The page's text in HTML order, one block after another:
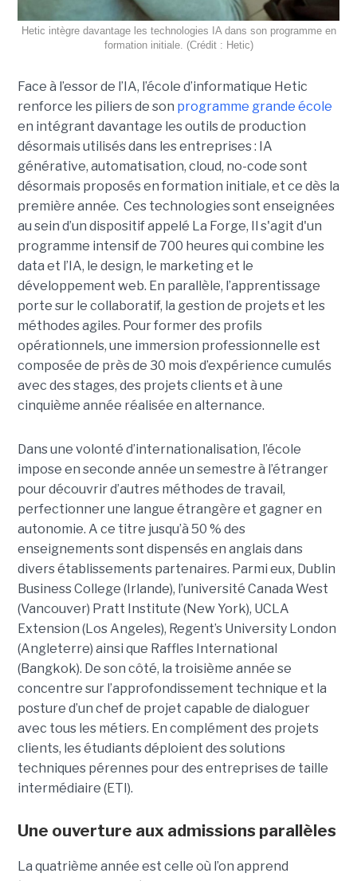
Hetic intègre davantage les technologies IA dans son programme en
formation initiale. (Crédit : Hetic)
Face à l’essor de l’IA, l’école d’informatique Hetic
renforce les piliers de son programme grande école
en intégrant davantage les outils de production
désormais utilisés dans les entreprises : IA
générative, automatisation, cloud, no-code sont
désormais proposés en formation initiale, et ce dès la
première année. Ces technologies sont enseignées
au sein d’un dispositif appelé La Forge, Il s'agit d'un
programme intensif de 700 heures qui combine les
data et l’IA, le design, le marketing et le
développement web. En parallèle, l’apprentissage
porte sur le collaboratif, la gestion de projets et les
méthodes agiles. Pour former des profils
opérationnels, une immersion professionnelle est
composée de près de 30 mois d’expérience cumulés
avec des stages, des projets clients et à une
cinquième année réalisée en alternance.
Dans une volonté d’internationalisation, l’école
impose en seconde année un semestre à l’étranger
pour découvrir d’autres méthodes de travail,
perfectionner une langue étrangère et gagner en
autonomie. A ce titre jusqu’à 50 % des
enseignements sont dispensés en anglais dans
divers établissements partenaires. Parmi eux, Dublin
Business College (Irlande), l’université Canada West
(Vancouver) Pratt Institute (New York), UCLA
Extension (Los Angeles), Regent’s University London
(Angleterre) ainsi que Raffles International
(Bangkok). De son côté, la troisième année se
concentre sur l’approfondissement technique et la
posture d’un chef de projet capable de dialoguer
avec tous les métiers. En complément des projets
clients, les étudiants déploient des solutions
techniques pérennes pour des entreprises de taille
intermédiaire (ETI).
Une ouverture aux admissions parallèles
La quatrième année est celle où l’on apprend